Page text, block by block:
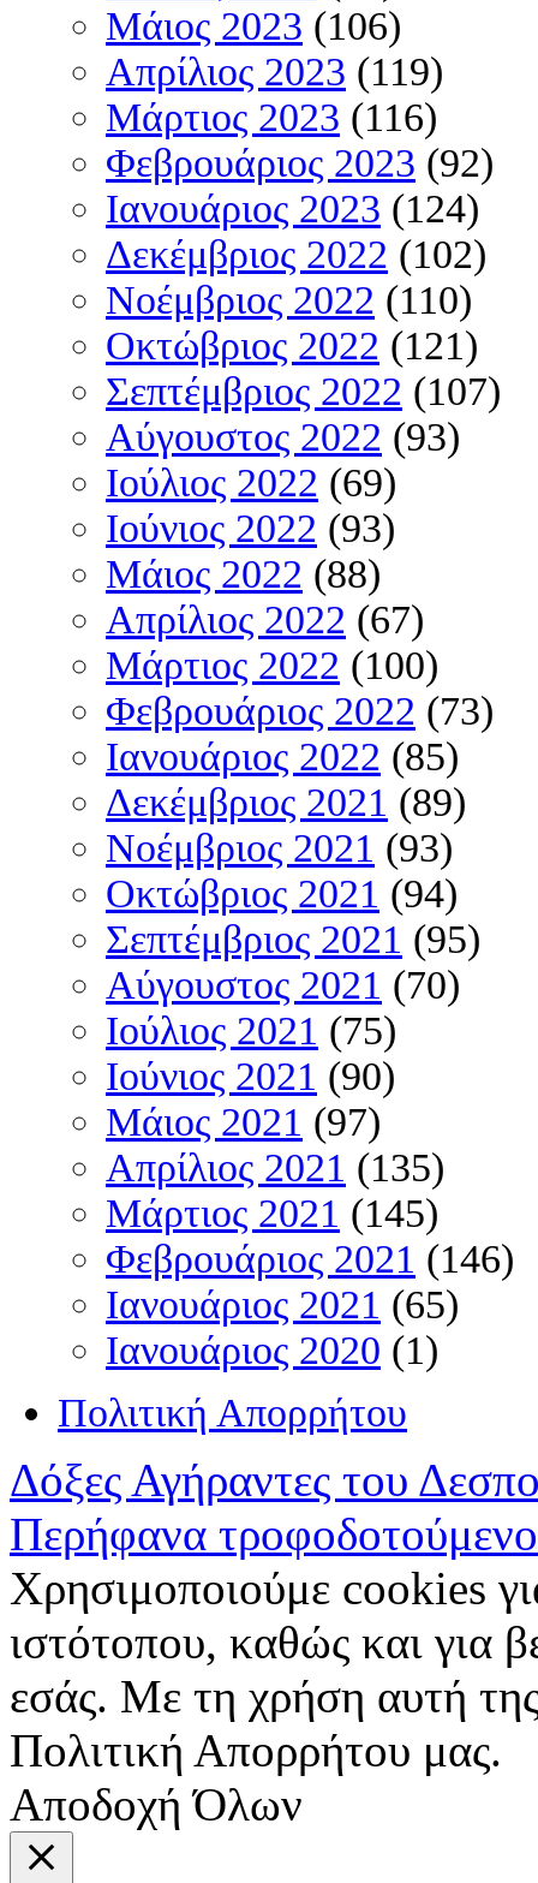
Μάιος 2023 (106)
Απρίλιος 2023 (119)
Μάρτιος 2023 (116)
Φεβρουάριος 2023 (92)
Ιανουάριος 2023 (124)
Δεκέμβριος 2022 (102)
Νοέμβριος 2022 (110)
Οκτώβριος 2022 (121)
Σεπτέμβριος 2022 (107)
Αύγουστος 2022 (93)
Ιούλιος 2022 (69)
Ιούνιος 2022 (93)
Μάιος 2022 (88)
Απρίλιος 2022 (67)
Μάρτιος 2022 (100)
Φεβρουάριος 2022 (73)
Ιανουάριος 2022 (85)
Δεκέμβριος 2021 (89)
Νοέμβριος 2021 (93)
Οκτώβριος 2021 (94)
Σεπτέμβριος 2021 (95)
Αύγουστος 2021 (70)
Ιούλιος 2021 (75)
Ιούνιος 2021 (90)
Μάιος 2021 (97)
Απρίλιος 2021 (135)
Μάρτιος 2021 (145)
Φεβρουάριος 2021 (146)
Ιανουάριος 2021 (65)
Ιανουάριος 2020 (1)
Πολιτική Απορρήτου
Δόξες Αγήραντες του
Περήφανα
Χρησιμοποιούμε cookies
ιστότοπου, καθώς και για
εσάς. Με τη χρήση αυτή
Πολιτική Απορρήτου μας.
Αποδοχή Όλων